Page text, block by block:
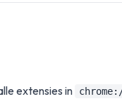
extensies in